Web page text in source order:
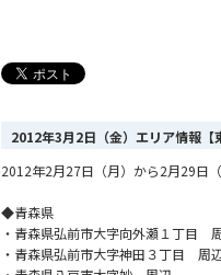
2012年3月2日（金）エリア情報【
2012年2月27日（月）から2月29日
◆青森県
・青森県弘前市大字向外瀬１丁目
・青森県弘前市大字神田３丁目 周